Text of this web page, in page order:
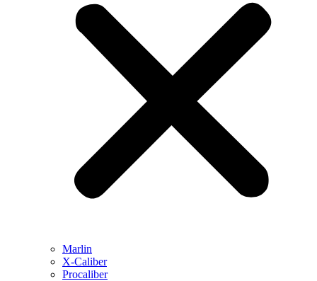
Marlin
X-Caliber
Procaliber